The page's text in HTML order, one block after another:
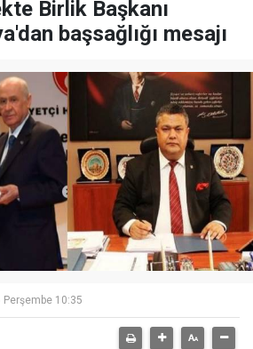
Birlik Başkanı
başsağlığı mesajı
10:35